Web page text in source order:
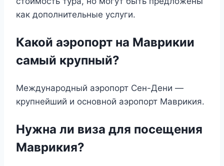
как дополнительные услуги.
Какой аэропорт на Маврикии
самый крупный?
Международный аэропорт Сен-Дени —
крупнейший и основной аэропорт Маврикия.
Нужна ли виза для посещения
Маврикия?